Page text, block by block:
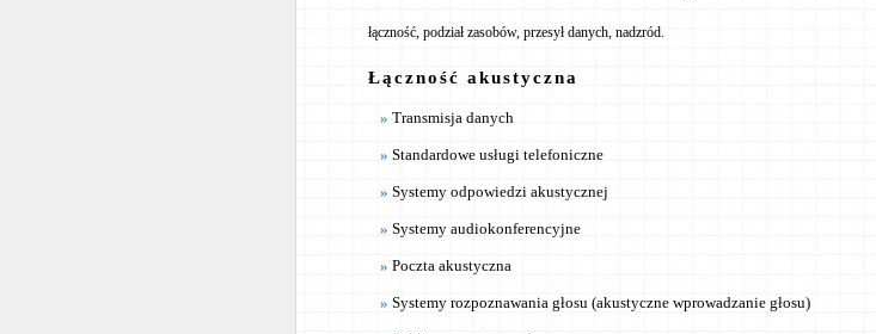
łączność, podział zasobów, przesył danych, nadzród.
Łączność akustyczna
Transmisja danych
Standardowe usługi telefoniczne
Systemy odpowiedzi akustycznej
Systemy audiokonferencyjne
Poczta akustyczna
Systemy rozpoznawania głosu (akustyczne wprowadzanie głosu)